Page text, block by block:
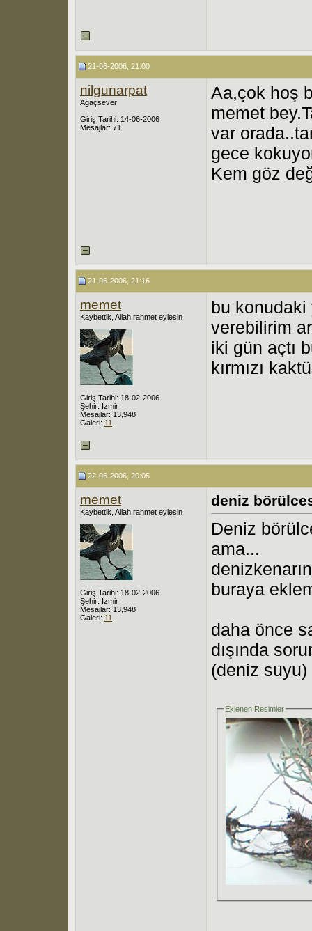
21-06-2006, 21:00
nilgunarpat
Ağaçsever
Giriş Tarihi: 14-06-2006
Mesajlar: 71
Aa,çok hoş
memet
var
gece
Kem göz
21-06-2006, 21:16
memet
Kaybettik, Allah rahmet eylesin
Giriş Tarihi: 18-02-2006
Şehir: İzmir
Mesajlar: 13,948
Galeri: 11
bu konudaki
verebilirim
iki gün açtı
kırmızı
22-06-2006, 20:05
memet
Kaybettik, Allah rahmet eylesin
Giriş Tarihi: 18-02-2006
Şehir: İzmir
Mesajlar: 13,948
Galeri: 11
deniz
Deniz
ama...
buraya
daha önce
dışında
(deniz suyu)
Eklenen Resimler